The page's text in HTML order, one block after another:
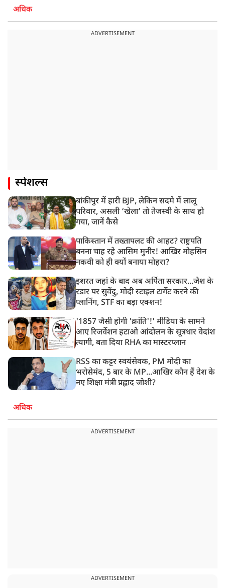
अधिक
ADVERTISEMENT
स्पेशल्स
बांकीपुर में हारी BJP, लेकिन सदमे में लालू
परिवार, असली ‘खेला’ तो तेजस्वी के साथ हो
गया, जानें कैसे
पाकिस्तान में तख्तापलट की आहट? राष्ट्रपति
बनना चाह रहे आसिम मुनीर! आखिर मोहसिन
नकवी को ही क्यों बनाया मोहरा?
इशरत जहां के बाद अब अर्पिता सरकार...जैश के
रडार पर सुवेंदु, मोदी स्टाइल टार्गेट करने की
प्लानिंग, STF का बड़ा एक्शन!
'1857 जैसी होगी 'क्रांति'!' मीडिया के सामने
आए रिजर्वेशन हटाओ आंदोलन के सूत्रधार वेदांश
त्यागी, बता दिया RHA का मास्टरप्लान
RSS का कट्टर स्वयंसेवक, PM मोदी का
भरोसेमंद, 5 बार के MP...आखिर कौन हैं देश के
नए शिक्षा मंत्री प्रह्लाद जोशी?
अधिक
ADVERTISEMENT
ADVERTISEMENT